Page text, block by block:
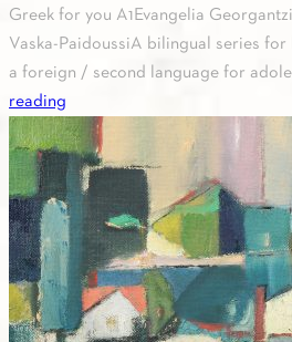
Greek for you Α1Evangelia
Vaska-PaidoussiA bilingual series
a foreign / second language for
reading